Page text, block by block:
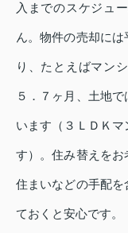
入までのスケジュ
ん。物件の売却に
り、たとえばマン
５．７ヶ月、土地
います（３ＬＤＫ
す）。住み替えを
住まいなどの手配
ておくと安心です。